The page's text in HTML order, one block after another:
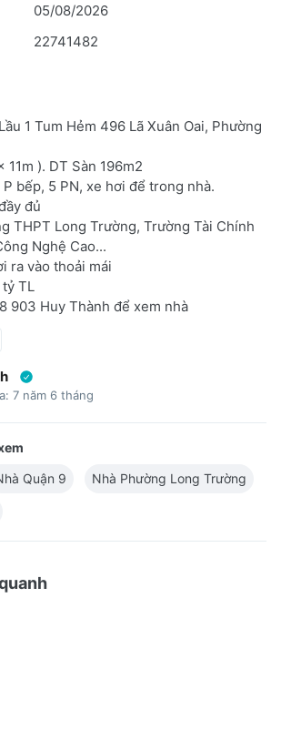
05/08/2026
22741482
1 Tum Hẻm 496 Lã Xuân Oai, Phường
). DT Sàn 196m2
P bếp, 5 PN, xe hơi để trong nhà.
đủ
THPT Long Trường, Trường Tài Chính
Nghệ Cao...
ra vào thoải mái
TL
903 Huy Thành để xem nhà
7 năm 6 tháng
Quận 9 Nhà Phường Long Trường